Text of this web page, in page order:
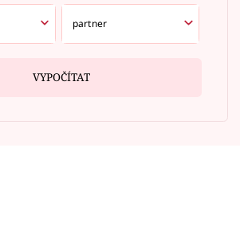
VYPOČÍTAT